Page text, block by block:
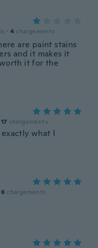
· 4 chargements
are paint stains
and it makes it
it for the
17 chargements
what I
6 chargements